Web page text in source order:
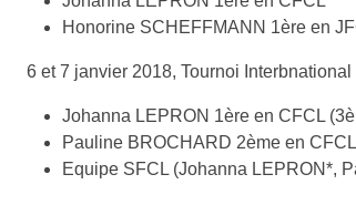
Honorine SCHEFFMANN 1ère en
6 et 7 janvier 2018, Tournoi
Johanna LEPRON 1ère en CFCL
Pauline BROCHARD 2ème en
Equipe SFCL (Johanna LEPRON*,